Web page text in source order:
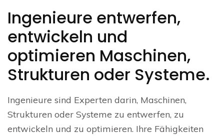
Ingenieure entwerfen,
entwickeln und
optimieren Maschinen,
Strukturen oder Systeme.
Ingenieure sind Experten darin, Maschinen,
Strukturen oder Systeme zu entwerfen, zu
entwickeln und zu optimieren. Ihre Fähigkeiten